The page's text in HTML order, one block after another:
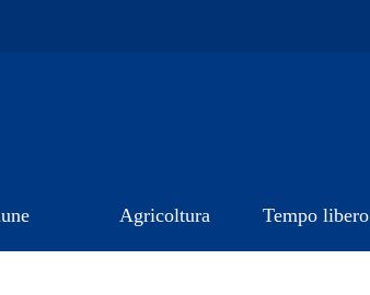
Agricoltura Tempo libero